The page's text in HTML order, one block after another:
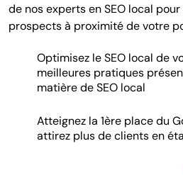
de nos experts en SEO local
prospects à proximité de votre
Optimisez le SEO local de
meilleures pratiques
matière de SEO local
Atteignez la 1ère place du
attirez plus de clients en